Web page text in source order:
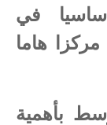
في
هاما
بأهمية